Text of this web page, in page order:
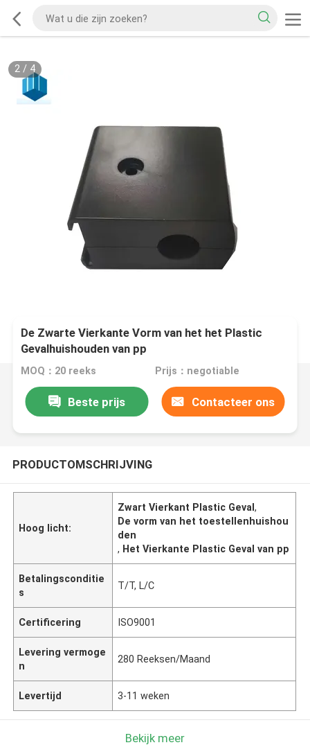
2/ 4
De Zwarte Vierkante Vorm van het het Plastic
Gevalhuishouden van pp
MOQ：20 reeks Prijs：negotiable
Beste prijs Contacteer ons
PRODUCTOMSCHRIJVING
Hoog licht:
Zwart Vierkant Plastic Geval,
De vorm van het toestellenhuishou
den
, Het Vierkante Plastic Geval van pp
Betalingsconditie
s
T/T, L/C
Certificering ISO9001
Levering vermoge
n
280 Reeksen/Maand
Levertijd 3-11 weken
Bekijk meer